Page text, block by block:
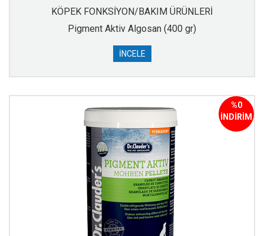
KÖPEK FONKSİYON/BAKIM ÜRÜNLERİ
Pigment Aktiv Algosan (400 gr)
İNCELE
%0
İNDİRİM